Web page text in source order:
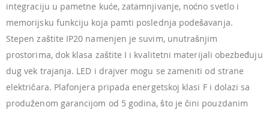
integraciju u pametne kuće, zatamnjivanje, noćno svetlo i
memorijsku funkciju koja pamti poslednja podešavanja.
Stepen zaštite IP20 namenjen je suvim, unutrašnjim
prostorima, dok klasa zaštite I i kvalitetni materijali obezbeđuju
dug vek trajanja. LED i drajver mogu se zameniti od strane
električara. Plafonjera pripada energetskoj klasi F i dolazi sa
produženom garancijom od 5 godina, što je čini pouzdanim